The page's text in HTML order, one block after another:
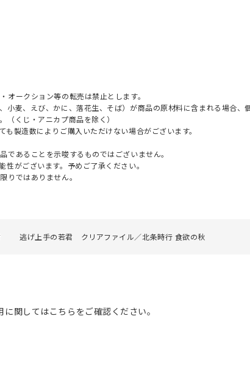
ークション等の転売は禁止とします。
麦、えび、かに、落花生、そば）が商品の原材料に含まれる場合
くじ・アニカプ商品を除く）
製造数によりご購入いただけない場合がございます。
あることを示唆するものではございません。
がございます。予めご了承ください。
りではありません。
逃げ上手の若君 クリアファイル／北条時行 食欲の秋
関してはこちらをご確認ください。